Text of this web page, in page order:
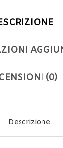
(0)
Descrizione